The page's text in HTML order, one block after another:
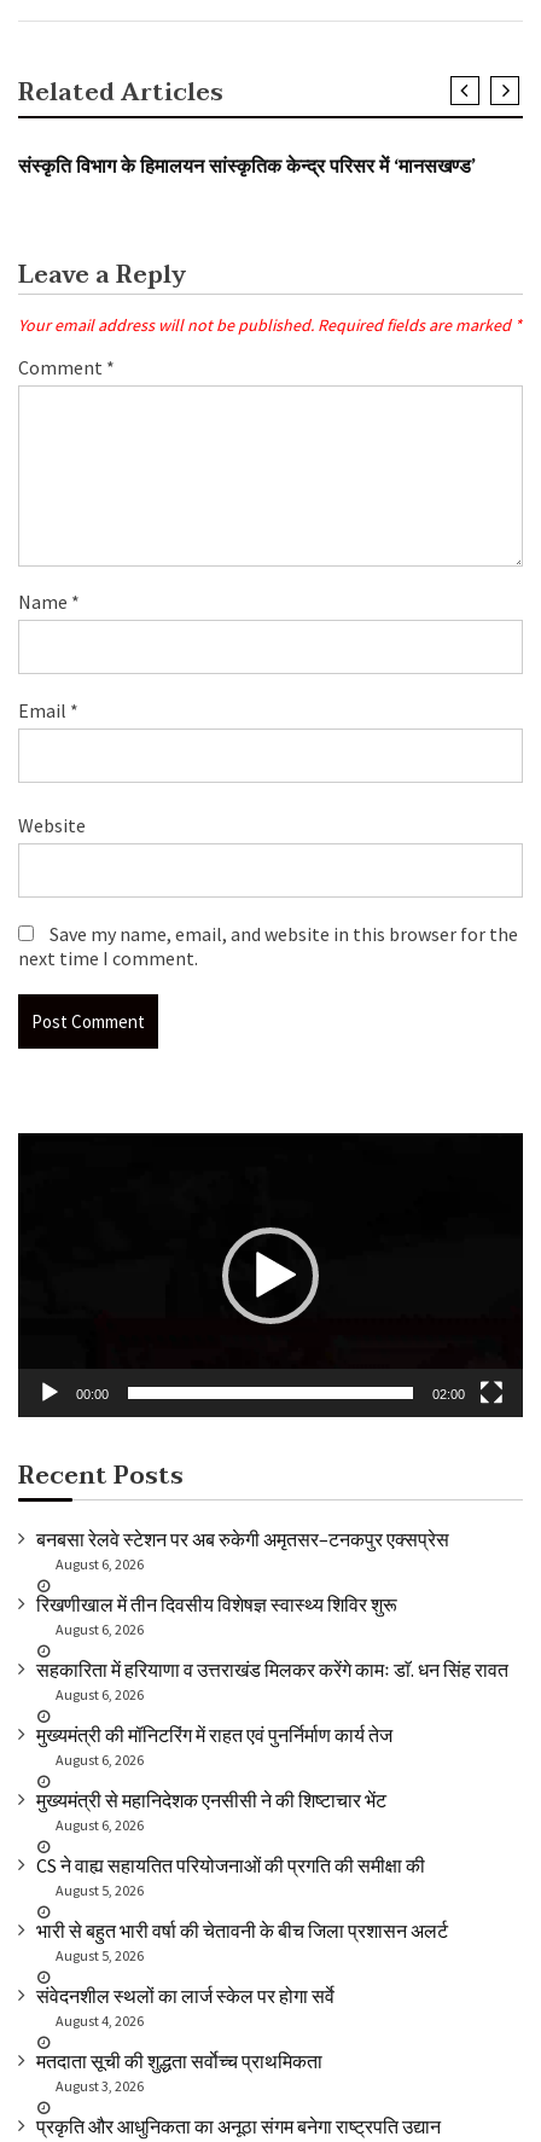
Related Articles
संस्कृति विभाग के हिमालयन सांस्कृतिक केन्द्र परिसर में ‘मानसखण्ड’
Leave a Reply
Your email address will not be published. Required fields are marked *
Comment *
Name *
Email *
Website
Save my name, email, and website in this browser for the
next time I comment.
00:00 02:00
Recent Posts
बनबसा रेलवे स्टेशन पर अब रुकेगी अमृतसर–टनकपुर एक्सप्रेस
August 6, 2026
रिखणीखाल में तीन दिवसीय विशेषज्ञ स्वास्थ्य शिविर शुरू
August 6, 2026
सहकारिता में हरियाणा व उत्तराखंड मिलकर करेंगे कामः डाॅ. धन सिंह रावत
August 6, 2026
मुख्यमंत्री की मॉनिटरिंग में राहत एवं पुनर्निर्माण कार्य तेज
August 6, 2026
मुख्यमंत्री से महानिदेशक एनसीसी ने की शिष्टाचार भेंट
August 6, 2026
CS ने वाह्य सहायतित परियोजनाओं की प्रगति की समीक्षा की
August 5, 2026
भारी से बहुत भारी वर्षा की चेतावनी के बीच जिला प्रशासन अलर्ट
August 5, 2026
संवेदनशील स्थलों का लार्ज स्केल पर होगा सर्वे
August 4, 2026
मतदाता सूची की शुद्धता सर्वाेच्च प्राथमिकता
August 3, 2026
प्रकृति और आधुनिकता का अनूठा संगम बनेगा राष्ट्रपति उद्यान